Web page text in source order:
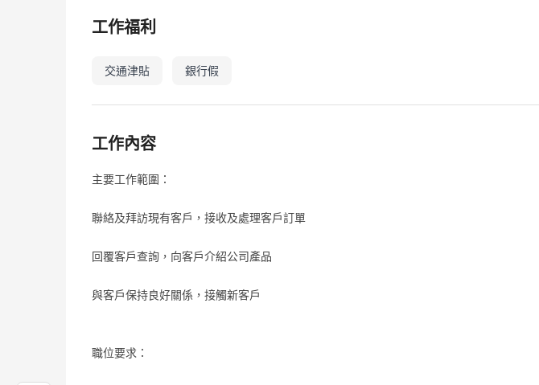
工作福利
交通津貼 銀行假
工作內容
主要工作範圍：
聯絡及拜訪現有客戶，接收及處理客戶訂單
回覆客戶查詢，向客戶介紹公司產品
與客戶保持良好關係，接觸新客戶
職位要求：